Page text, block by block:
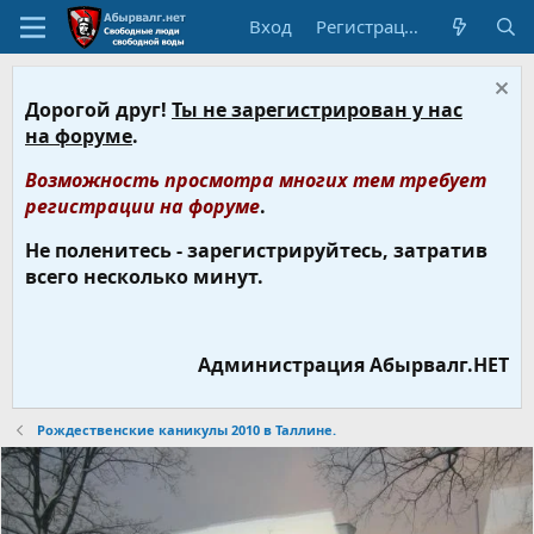
Вход Регистрация
Дорогой друг! Ты не зарегистрирован у нас
на форуме.
Возможность просмотра многих тем требует
регистрации на форуме.
Не поленитесь - зарегистрируйтесь, затратив
всего несколько минут.
Администрация Абырвалг.НЕТ
Рождественские каникулы 2010 в Таллине.